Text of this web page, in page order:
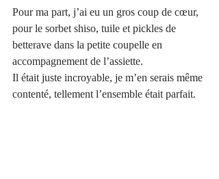
Pour ma part, j’ai eu un gros coup de cœur,
pour le sorbet shiso, tuile et pickles de
betterave dans la petite coupelle en
accompagnement de l’assiette.
Il était juste incroyable, je m’en serais même
contenté, tellement l’ensemble était parfait.